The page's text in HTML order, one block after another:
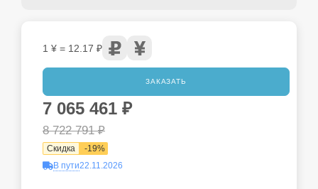
7 065 461 ₽
8 722 791₽
Скидка -19%
В пути22.11.2026
1 ¥ = 12.17 ₽
ЗАКАЗАТЬ